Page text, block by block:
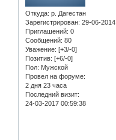
Откуда: р. Дагестан
Зарегистрирован: 29-06-2014
Приглашений: 0
Сообщений: 80
Уважение: [+3/-0]
Позитив: [+6/-0]
Пол: Мужской
Провел на форуме:
2 дня 23 часа
Последний визит:
24-03-2017 00:59:38